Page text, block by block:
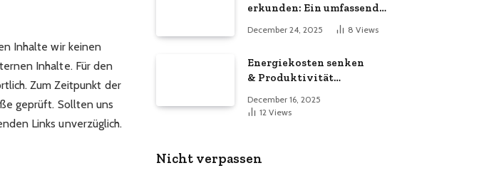
Inhalte wir keinen
Inhalte. Für den
Zum Zeitpunkt der
geprüft. Sollten uns
Links unverzüglich.
erkunden: Ein umfassender
verschiedenen
December 24, 2025 8 Views
Energiekosten senken
& Produktivität
LED-Röhren-Guide für
December 16, 2025
12 Views
Nicht verpassen